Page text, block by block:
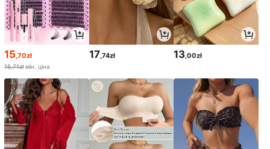
15,70zł
15,71zł мін. ціна
17,74zł 13,00zł